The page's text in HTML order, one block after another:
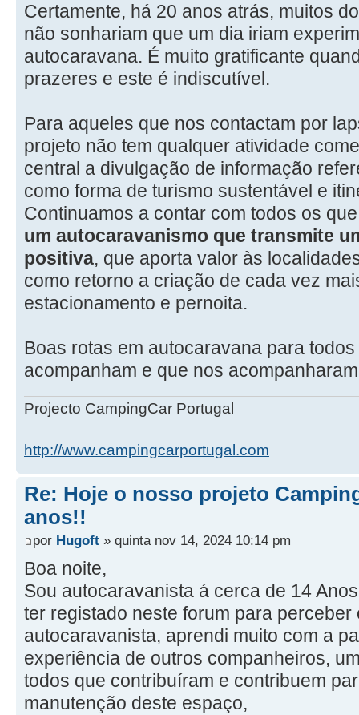
Certamente, há 20 anos atrás, muitos
não sonhariam que um dia iriam
autocaravana. É muito gratificante
prazeres e este é indiscutível.
Para aqueles que nos contactam por
projeto não tem qualquer atividade
central a divulgação de informação
como forma de turismo sustentável e
Continuamos a contar com todos os
um autocaravanismo que transmite
positiva, que aporta valor às
como retorno a criação de cada vez
estacionamento e pernoita.
Boas rotas em autocaravana para
acompanham e que nos
Projecto CampingCar Portugal
http://www.campingcarportugal.com
Re: Hoje o nosso projeto
anos!!
por Hugoft » quinta nov 14, 2024 10:14 pm
Boa noite,
Sou autocaravanista á cerca de 14
ter registado neste forum para perceber
autocaravanista, aprendi muito com a
experiência de outros companheiros,
todos que contribuíram e contribuem
manutenção deste espaço,